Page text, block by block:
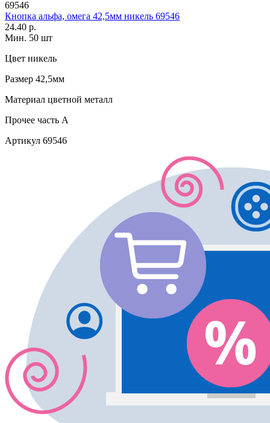
69546
Кнопка альфа, омега 42,5мм никель 69546
24.40 р.
Мин. 50 шт
Цвет никель
Размер 42,5мм
Материал цветной металл
Прочее часть A
Артикул 69546